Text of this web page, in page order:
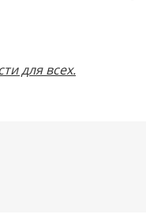
для всех.